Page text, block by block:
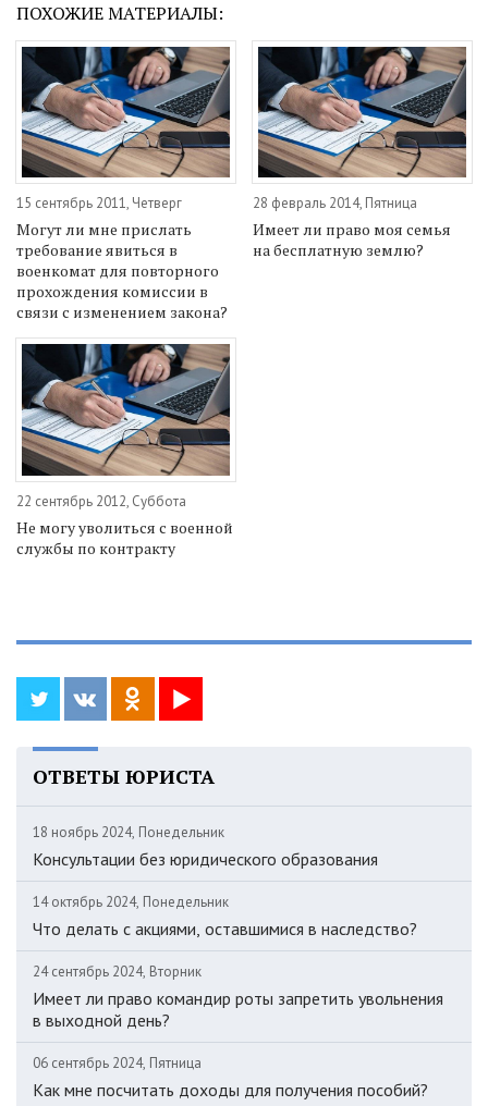
ПОХОЖИЕ МАТЕРИАЛЫ:
15 сентябрь 2011, Четверг
Могут ли мне прислать
требование явиться в
военкомат для повторного
прохождения комиссии в
связи с изменением закона?
28 февраль 2014, Пятница
Имеет ли право моя семья
на бесплатную землю?
22 сентябрь 2012, Суббота
Не могу уволиться с военной
службы по контракту
ОТВЕТЫ ЮРИСТА
18 ноябрь 2024, Понедельник
Консультации без юридического образования
14 октябрь 2024, Понедельник
Что делать с акциями, оставшимися в наследство?
24 сентябрь 2024, Вторник
Имеет ли право командир роты запретить увольнения
в выходной день?
06 сентябрь 2024, Пятница
Как мне посчитать доходы для получения пособий?